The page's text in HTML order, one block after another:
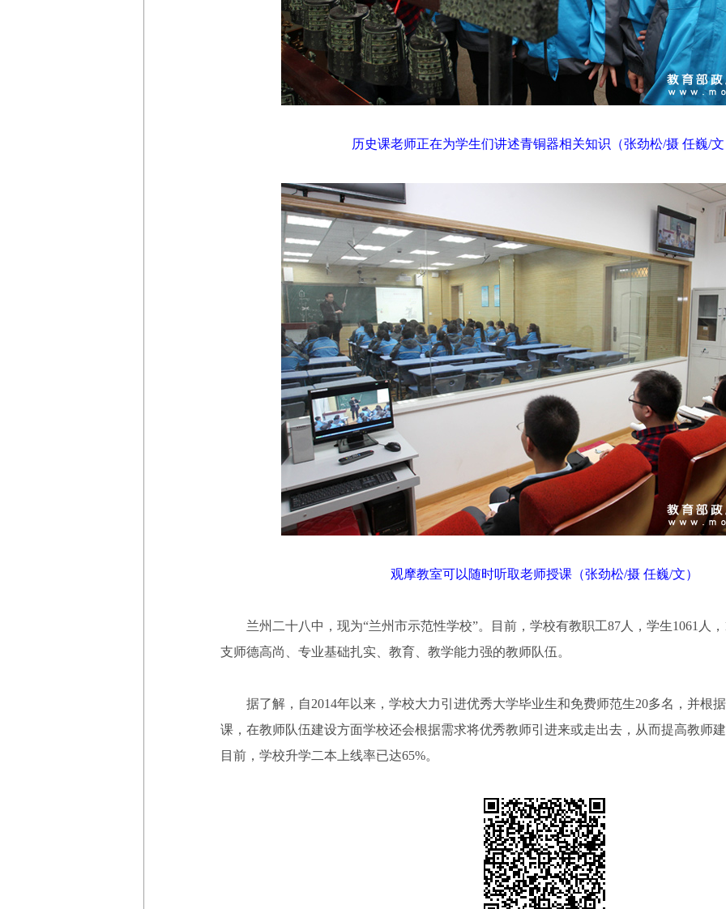
历史课老师正在为学生们讲述青铜器相关知识（张劲松/摄 任巍/
观摩教室可以随时听取老师授课（张劲松/摄 任巍/文）
兰州二十八中，现为“兰州市示范性学校”。目前，学校有教职工87人，学生1061人
支师德高尚、专业基础扎实、教育、教学能力强的教师队伍。
据了解，自2014年以来，学校大力引进优秀大学毕业生和免费师范生20多名，并根
课，在教师队伍建设方面学校还会根据需求将优秀教师引进来或走出去，从而提高教师
目前，学校升学二本上线率已达65%。